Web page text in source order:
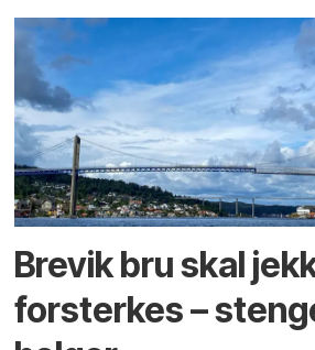
Brevik bru skal
forsterkes –